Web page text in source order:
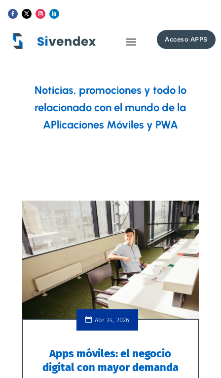
Acceso APPS
Noticias, promociones y todo lo
relacionado con el mundo de la
APlicaciones Móviles y PWA
Abr 24, 2026
Apps móviles: el negocio
digital con mayor demanda